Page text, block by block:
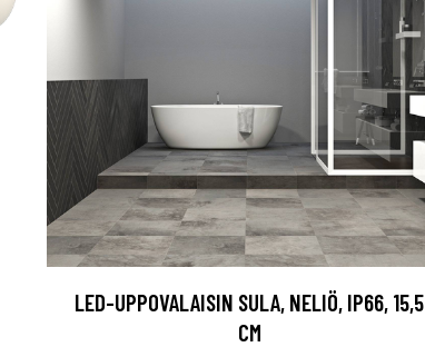
LED-UPPOVALAISIN SULA, NELIÖ, IP66, 15,5
CM